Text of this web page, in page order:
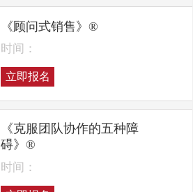
《顾问式销售》®
时间：
立即报名
《克服团队协作的五种障
碍》®
时间：